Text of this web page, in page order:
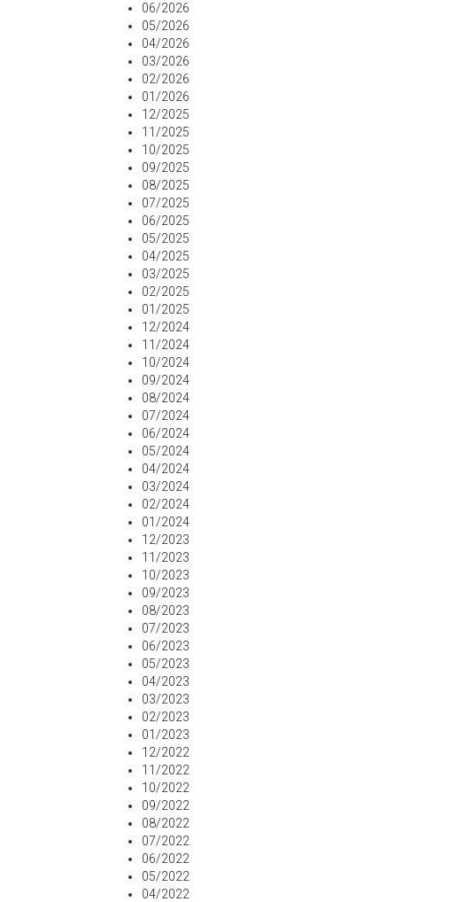
06/2026
05/2026
04/2026
03/2026
02/2026
01/2026
12/2025
11/2025
10/2025
09/2025
08/2025
07/2025
06/2025
05/2025
04/2025
03/2025
02/2025
01/2025
12/2024
11/2024
10/2024
09/2024
08/2024
07/2024
06/2024
05/2024
04/2024
03/2024
02/2024
01/2024
12/2023
11/2023
10/2023
09/2023
08/2023
07/2023
06/2023
05/2023
04/2023
03/2023
02/2023
01/2023
12/2022
11/2022
10/2022
09/2022
08/2022
07/2022
06/2022
05/2022
04/2022